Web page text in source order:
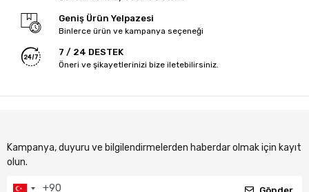
Geniş Ürün Yelpazesi
Binlerce ürün ve kampanya seçeneği
7 / 24 DESTEK
Öneri ve şikayetlerinizi bize iletebilirsiniz.
Kampanya, duyuru ve bilgilendirmelerden haberdar olmak için kayıt
olun.
Gönder